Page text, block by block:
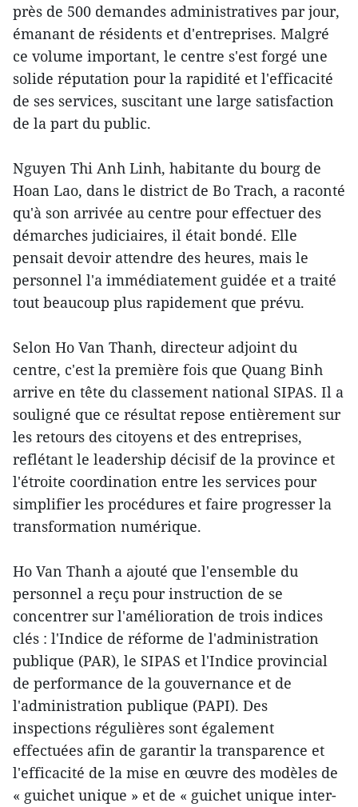
près de 500 demandes administratives par jour,
émanant de résidents et d'entreprises. Malgré
ce volume important, le centre s'est forgé une
solide réputation pour la rapidité et l'efficacité
de ses services, suscitant une large satisfaction
de la part du public.
Nguyen Thi Anh Linh, habitante du bourg de
Hoan Lao, dans le district de Bo Trach, a raconté
qu'à son arrivée au centre pour effectuer des
démarches judiciaires, il était bondé. Elle
pensait devoir attendre des heures, mais le
personnel l'a immédiatement guidée et a traité
tout beaucoup plus rapidement que prévu.
Selon Ho Van Thanh, directeur adjoint du
centre, c'est la première fois que Quang Binh
arrive en tête du classement national SIPAS. Il a
souligné que ce résultat repose entièrement sur
les retours des citoyens et des entreprises,
reflétant le leadership décisif de la province et
l'étroite coordination entre les services pour
simplifier les procédures et faire progresser la
transformation numérique.
Ho Van Thanh a ajouté que l'ensemble du
personnel a reçu pour instruction de se
concentrer sur l'amélioration de trois indices
clés : l'Indice de réforme de l'administration
publique (PAR), le SIPAS et l'Indice provincial
de performance de la gouvernance et de
l'administration publique (PAPI). Des
inspections régulières sont également
effectuées afin de garantir la transparence et
l'efficacité de la mise en œuvre des modèles de
« guichet unique » et de « guichet unique inter-